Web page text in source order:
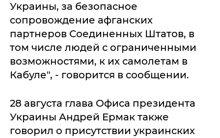
Украины, за безопасное
сопровождение афганских
партнеров Соединенных Штатов, в
том числе людей с ограниченными
возможностями, к их самолетам в
Кабуле", - говорится в сообщении.
28 августа глава Офиса президента
Украины Андрей Ермак также
говорил о присутствии украинских